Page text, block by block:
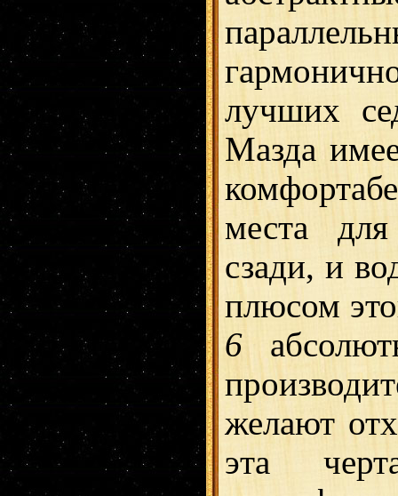
лучших
Мазда
места
сзади, и
плюсом
6
желают
эта